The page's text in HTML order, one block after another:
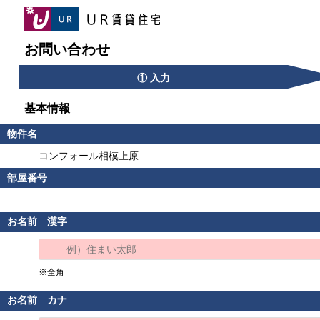
お問い合わせ
① 入力
基本情報
物件名
コンフォール相模上原
部屋番号
お名前 漢字
※全角
お名前 カナ